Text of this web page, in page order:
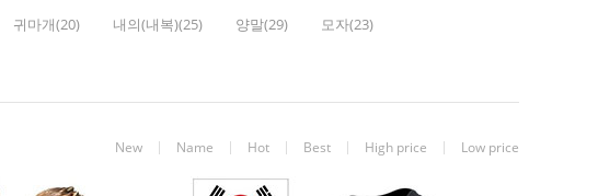
귀마개(20) 내의(내복)(25) 양말(29) 모자(23)
New Name Hot Best High price Low price